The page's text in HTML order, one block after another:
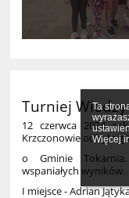
Ta
Więcej
Turniej
12 czerwca 2024
Krzczonowie odbył
o Gminie
wspaniałych wyników.
I miejsce - Adrian